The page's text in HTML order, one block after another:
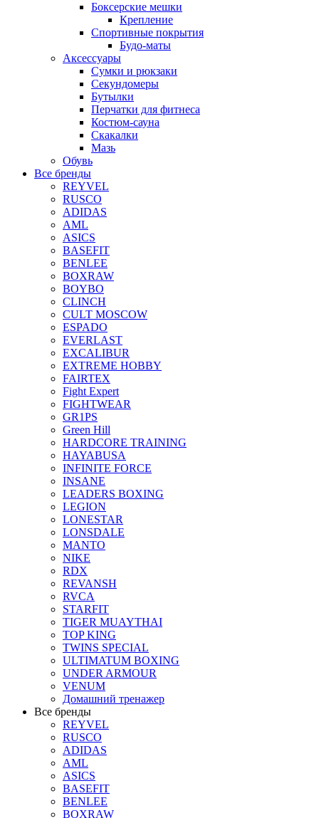
Боксерские мешки
Крепление
Спортивные покрытия
Будо-маты
Аксессуары
Сумки и рюкзаки
Секундомеры
Бутылки
Перчатки для фитнеса
Костюм-сауна
Скакалки
Мазь
Обувь
Все бренды
REYVEL
RUSCO
ADIDAS
AML
ASICS
BASEFIT
BENLEE
BOXRAW
BOYBO
CLINCH
CULT MOSCOW
ESPADO
EVERLAST
EXCALIBUR
EXTREME HOBBY
FAIRTEX
Fight Expert
FIGHTWEAR
GR1PS
Green Hill
HARDCORE TRAINING
HAYABUSA
INFINITE FORCE
INSANE
LEADERS BOXING
LEGION
LONESTAR
LONSDALE
MANTO
NIKE
RDX
REVANSH
RVCA
STARFIT
TIGER MUAYTHAI
TOP KING
TWINS SPECIAL
ULTIMATUM BOXING
UNDER ARMOUR
VENUM
Домашний тренажер
Все бренды
REYVEL
RUSCO
ADIDAS
AML
ASICS
BASEFIT
BENLEE
BOXRAW